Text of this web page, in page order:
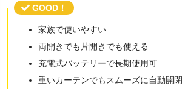
GOOD！
家族で使いやすい
両開きでも片開きでも使える
充電式バッテリーで長期使用可
重いカーテンでもスムーズに自動開閉